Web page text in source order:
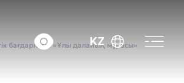
KZ
Оқиғалар күнтізбесі
бағдарлама «Ұлы даланың мұрасы»